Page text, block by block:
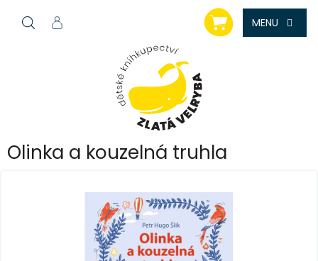
NÁKUPNÍ
KOŠÍK
Olinka a kouzelná truhla